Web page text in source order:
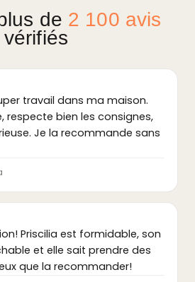
de 2 100 avis
vérifiés
travail dans ma maison.
respecte bien les consignes,
Je la recommande sans
Priscilia est formidable, son
et elle sait prendre des
que la recommander!